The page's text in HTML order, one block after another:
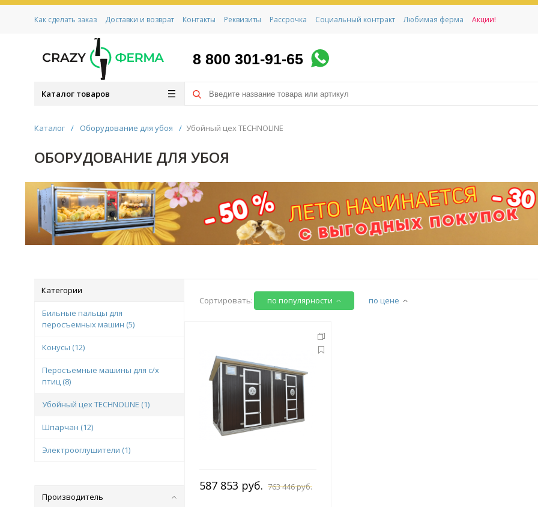
Как сделать заказ Доставки и возврат Контакты Реквизиты Рассрочка Социальный контракт Любимая ферма Акции!
8 800 301-91-65
Каталог товаров
Каталог / Оборудование для убоя / Убойный цех TECHNOLINE
ОБОРУДОВАНИЕ ДЛЯ УБОЯ
Категории
Бильные пальцы для
перосъемных машин (5)
Конусы (12)
Перосъемные машины для с/х
птиц (8)
Убойный цех TECHNOLINE (1)
Шпарчан (12)
Электрооглушители (1)
Производитель
Сортировать: по популярности по цене
587 853 руб. 763 446 руб.